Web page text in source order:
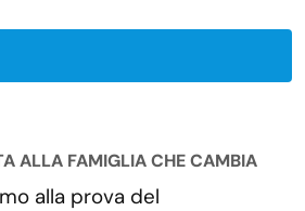
ALLA FAMIGLIA CHE CAMBIA
alla prova del